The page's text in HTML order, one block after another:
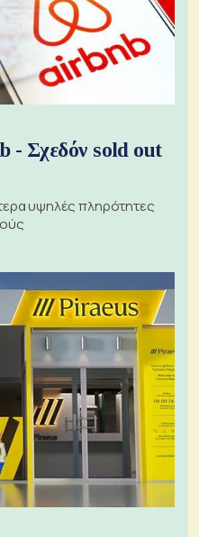
- Σχεδόν sold out
υψηλές πληρότητες